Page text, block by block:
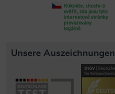
Unsere Auszeichnungen